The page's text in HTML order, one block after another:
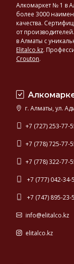
Алкомаркет № 1 в
более 3000
качества.
от
в Алматы с
Elitalco.kz.
Crouton.
г. Алматы, ул.
+7 (727) 253-77-
+7 (778) 725-77-
+7 (778) 322-77-
+7 (777) 042-34-
+7 (747) 895-23-
info@elitalco.kz
elitalco.kz